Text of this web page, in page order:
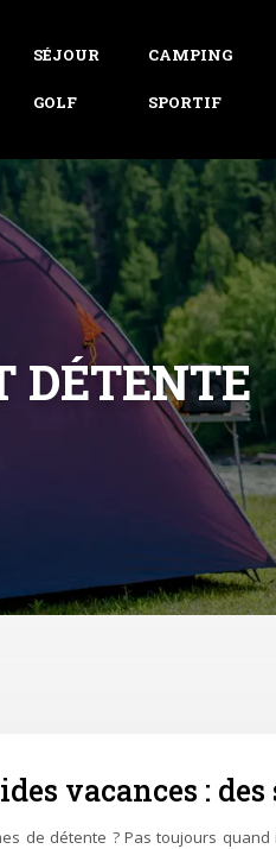
SÉJOUR
GOLF
CAMPING
SPORTIF
DÉTENTE
vacances :
de détente ? Pas toujours